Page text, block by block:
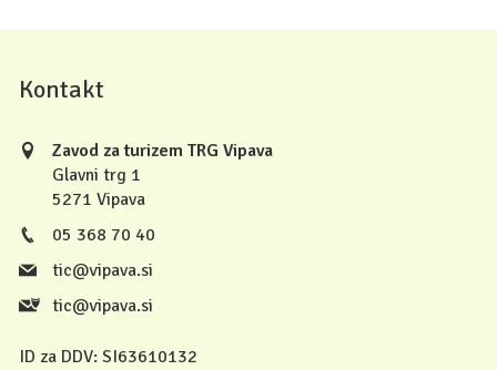
Kontakt
Zavod za turizem TRG Vipava
Glavni trg 1
5271 Vipava
05 368 70 40
tic@vipava.si
tic@vipava.si
ID za DDV: SI63610132